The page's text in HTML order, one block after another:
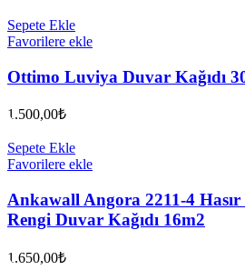
Sepete Ekle
Favorilere ekle
Ottimo Luviya Duvar Kağıdı
1.500,00₺
Sepete Ekle
Favorilere ekle
Ankawall Angora 2211-4
Rengi Duvar Kağıdı 16m2
1.650,00₺